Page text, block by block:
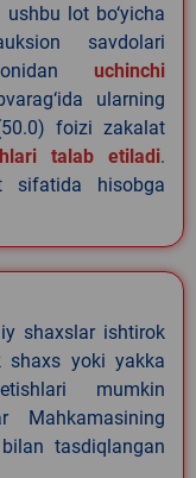
lot bo‘yicha
savdolari
uchinchi
ularning
foizi zakalat
talab etiladi.
sifatida hisobga
shaxslar ishtirok
shaxs yoki yakka
mumkin
Mahkamasining
tasdiqlangan